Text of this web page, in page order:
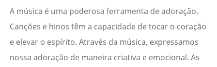
A música é uma poderosa ferramenta de adoração.
Canções e hinos têm a capacidade de tocar o coração
e elevar o espírito. Através da música, expressamos
nossa adoração de maneira criativa e emocional. As